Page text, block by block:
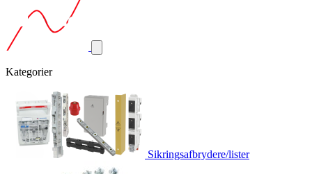
Kategorier
Sikringsafbrydere/lister